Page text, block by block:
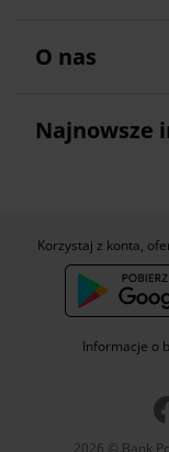
O nas
Najnowsze
Informacje o
Korzystaj z konta,